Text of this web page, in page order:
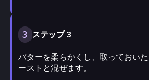
3 ステップ 3
バターを柔らかくし、取っておい
ーストと混ぜます。